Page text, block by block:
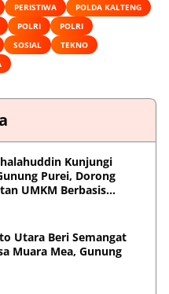
PERISTIWA
POLDA KALTENG
POLRI
POLRI
SOSIAL
TEKNO
Kunjungi
Purei, Dorong
UMKM Berbasis
Utara Beri Semangat
Muara Mea, Gunung